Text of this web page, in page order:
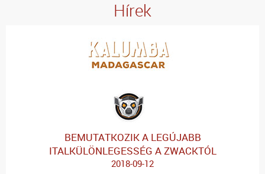
Hírek
BEMUTATKOZIK A LEGÚJABB
ITALKÜLÖNLEGESSÉG A ZWACKTÓL
2018-09-12